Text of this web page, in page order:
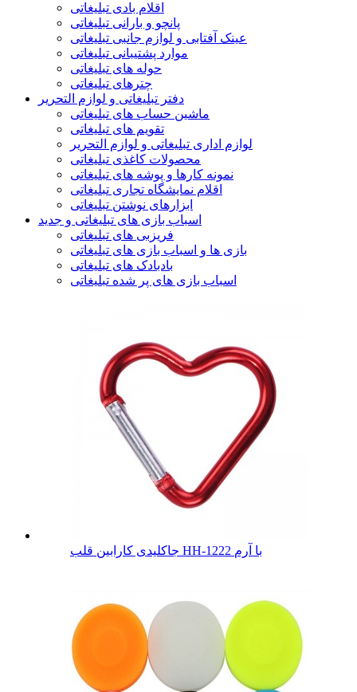
اقلام بادی تبلیغاتی
پانچو و بارانی تبلیغاتی
عینک آفتابی و لوازم جانبی تبلیغاتی
موارد پشتیبانی تبلیغاتی
حوله های تبلیغاتی
چترهای تبلیغاتی
دفتر تبلیغاتی و لوازم التحریر
ماشین حساب های تبلیغاتی
تقویم های تبلیغاتی
لوازم اداری تبلیغاتی و لوازم التحریر
محصولات کاغذی تبلیغاتی
نمونه کارها و پوشه های تبلیغاتی
اقلام نمایشگاه تجاری تبلیغاتی
ابزارهای نوشتن تبلیغاتی
اسباب بازی های تبلیغاتی و جدید
فریزبی های تبلیغاتی
بازی ها و اسباب بازی های تبلیغاتی
بادبادک های تبلیغاتی
اسباب بازی های پر شده تبلیغاتی
جاکلیدی کارابین قلب HH-1222 با آرم